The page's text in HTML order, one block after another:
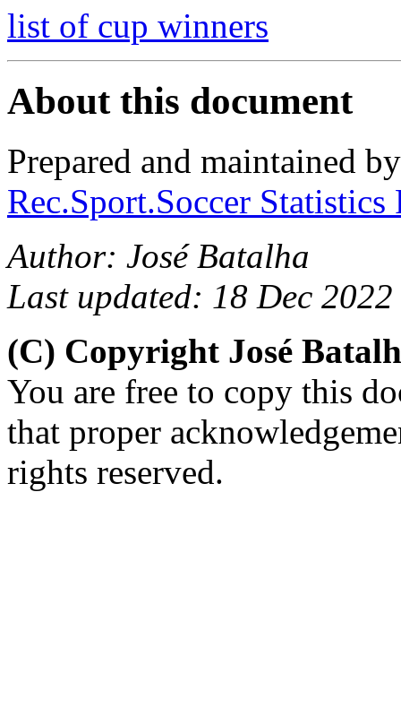
list of cup winners
About this document
Prepared and maintained
Rec.Sport.Soccer
Author: José Batalha
Last updated: 18 Dec 2022
(C) Copyright José
You are free to copy this
that proper
rights reserved.